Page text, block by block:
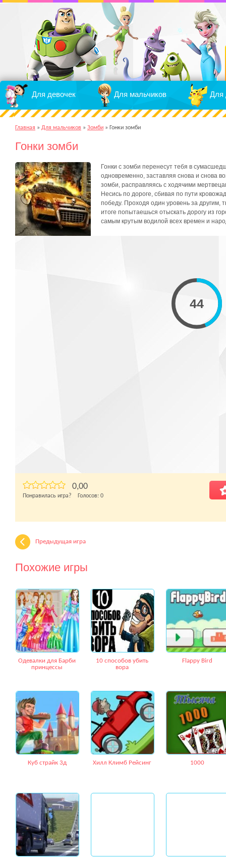
Для девочек Для мальчиков Для
Главная » Для мальчиков » Зомби » Гонки зомби
Гонки зомби
Гонки с зомби перенесут тебя в
одновременно, заставляя снова и снова
зомби, расправляясь с ходячими
Несись по дороге, сбивая по пути
победу. Проходя один уровень за другим,
итоге попытаешься отыскать дорогу из
самым крутым водилой всех времен и
0,00
Понравилась игра? Голосов: 0
Предыдущая игра
Похожие игры
Одевалки для Барби
принцессы
10 способов убить
вора
Flappy Bird
Куб страйк 3д Хилл Климб Рейсинг 1000